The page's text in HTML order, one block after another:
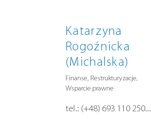
Katarzyna
Rogoźnicka
(Michalska)
Finanse, Restrukturyzacje,
Wsparcie prawne
tel.: (+48) 693 110 250...